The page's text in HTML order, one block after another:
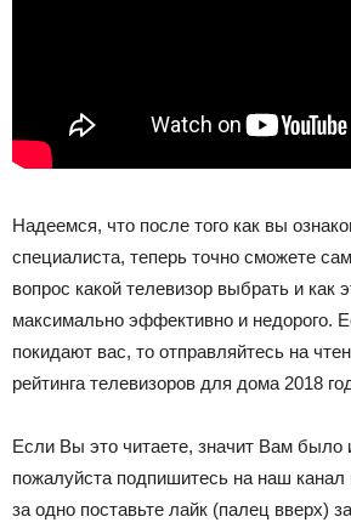
Надеемся, что после того как вы
специалиста, теперь точно сможете
вопрос какой телевизор выбрать и как
максимально эффективно и недорого.
покидают вас, то отправляйтесь на
рейтинга телевизоров для дома 2018
Если Вы это читаете, значит Вам было
пожалуйста подпишитесь на наш канал
за одно поставьте лайк (палец вверх)